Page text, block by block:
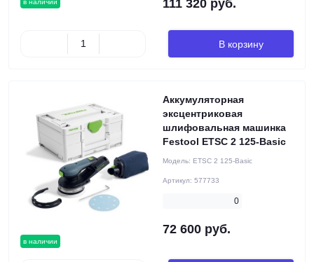
в наличии 111 320 руб.
В корзину
в наличии
Аккумуляторная
эксцентриковая
шлифовальная машинка
Festool ETSC 2 125-Basic
Модель: ETSC 2 125-Basic
Артикул: 577733
0
72 600 руб.